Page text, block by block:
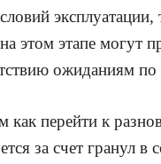
этом этапе могут
ожиданиям
как перейти к
за счет гранул в